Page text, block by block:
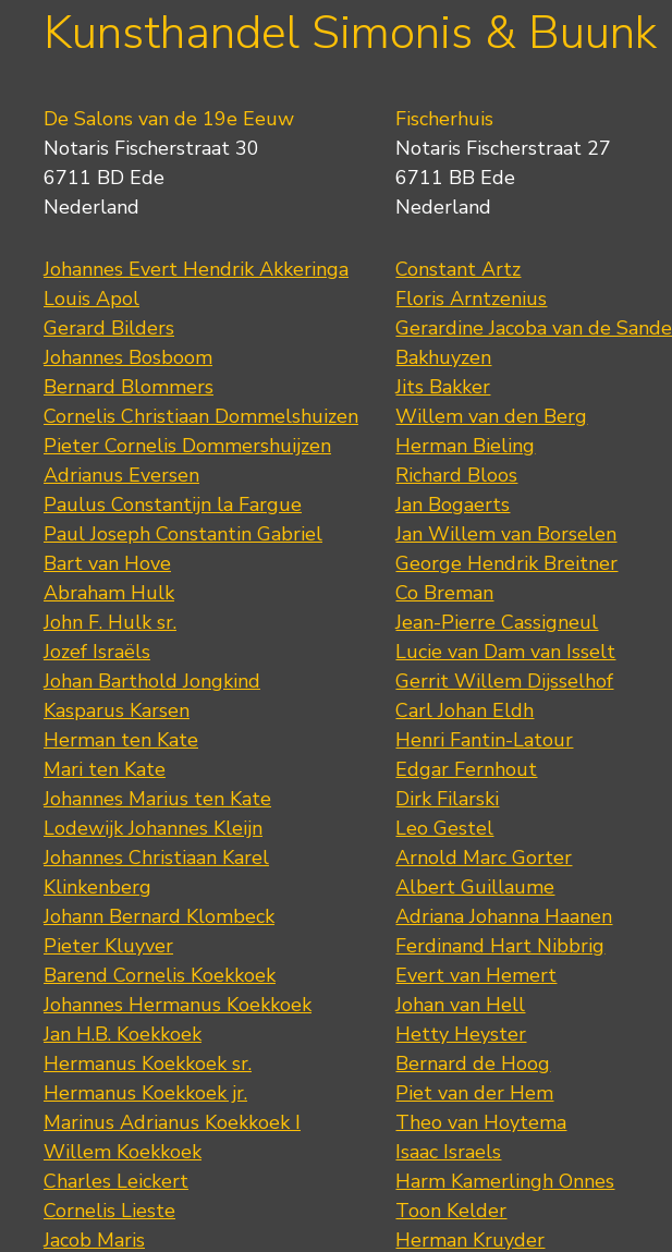
Kunsthandel Simonis & Buunk
De Salons van de 19e Eeuw
Notaris Fischerstraat 30
6711 BD Ede
Nederland
Johannes Evert Hendrik Akkeringa
Louis Apol
Gerard Bilders
Johannes Bosboom
Bernard Blommers
Cornelis Christiaan Dommelshuizen
Pieter Cornelis Dommershuijzen
Adrianus Eversen
Paulus Constantijn la Fargue
Paul Joseph Constantin Gabriel
Bart van Hove
Abraham Hulk
John F. Hulk sr.
Jozef Israëls
Johan Barthold Jongkind
Kasparus Karsen
Herman ten Kate
Mari ten Kate
Johannes Marius ten Kate
Lodewijk Johannes Kleijn
Johannes Christiaan Karel
Klinkenberg
Johann Bernard Klombeck
Pieter Kluyver
Barend Cornelis Koekkoek
Johannes Hermanus Koekkoek
Jan H.B. Koekkoek
Hermanus Koekkoek sr.
Hermanus Koekkoek jr.
Marinus Adrianus Koekkoek I
Willem Koekkoek
Charles Leickert
Cornelis Lieste
Jacob Maris
Fischerhuis
Notaris Fischerstraat 27
6711 BB Ede
Nederland
Constant Artz
Floris Arntzenius
Gerardine Jacoba van de Sande
Bakhuyzen
Jits Bakker
Willem van den Berg
Herman Bieling
Richard Bloos
Jan Bogaerts
Jan Willem van Borselen
George Hendrik Breitner
Co Breman
Jean-Pierre Cassigneul
Lucie van Dam van Isselt
Gerrit Willem Dijsselhof
Carl Johan Eldh
Henri Fantin-Latour
Edgar Fernhout
Dirk Filarski
Leo Gestel
Arnold Marc Gorter
Albert Guillaume
Adriana Johanna Haanen
Ferdinand Hart Nibbrig
Evert van Hemert
Johan van Hell
Hetty Heyster
Bernard de Hoog
Piet van der Hem
Theo van Hoytema
Isaac Israels
Harm Kamerlingh Onnes
Toon Kelder
Herman Kruyder